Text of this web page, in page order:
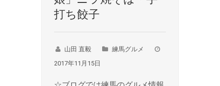
打ち餃子
山田 直毅
練馬グルメ
2017年11月15日